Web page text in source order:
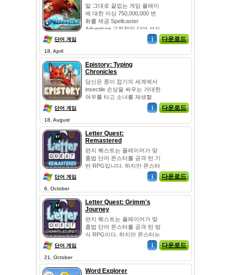
말 그대로 끝없는 게임 플레이
에 대한 이상 750,000,000 변
화를 제공 Spellcaster
Adventure 고전적인 단어 보드
단어 게임 i 다운로드
18, April
Epistory: Typing
Chronicles
당신은 종이 접기의 세계에서
insectile 손상을 싸우는 거대한
여우를 타고 소녀를 재생할
단어 게임 i 다운로드
18, August
Letter Quest:
Remastered
편지 퀘스트는 플레이어가 맞
춤법 단어 몬스터를 공격 턴 기
반 RPG입니다. 하지만 몬스터
단어 게임 i 다운로드
6, October
Letter Quest: Grimm's
Journey
편지 퀘스트는 플레이어가 맞
춤법 단어 몬스터를 공격 턴 방
식 RPG이다. 하지만 몬스터는
단어 게임 i 다운로드
21, October
Word Explorer